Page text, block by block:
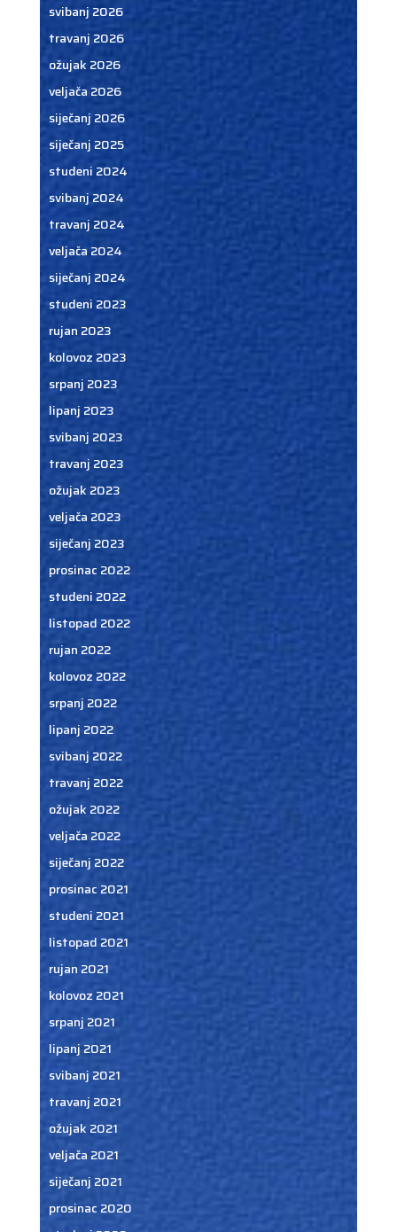
svibanj 2026
travanj 2026
ožujak 2026
veljača 2026
siječanj 2026
siječanj 2025
studeni 2024
svibanj 2024
travanj 2024
veljača 2024
siječanj 2024
studeni 2023
rujan 2023
kolovoz 2023
srpanj 2023
lipanj 2023
svibanj 2023
travanj 2023
ožujak 2023
veljača 2023
siječanj 2023
prosinac 2022
studeni 2022
listopad 2022
rujan 2022
kolovoz 2022
srpanj 2022
lipanj 2022
svibanj 2022
travanj 2022
ožujak 2022
veljača 2022
siječanj 2022
prosinac 2021
studeni 2021
listopad 2021
rujan 2021
kolovoz 2021
srpanj 2021
lipanj 2021
svibanj 2021
travanj 2021
ožujak 2021
veljača 2021
siječanj 2021
prosinac 2020